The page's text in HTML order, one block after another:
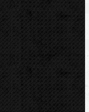
Komentáře
Přidat komentář